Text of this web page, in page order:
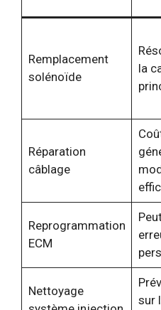
Remplacement
solénoïde
la
Réparation
câblage
Reprogrammation
ECM
Nettoyage
sur